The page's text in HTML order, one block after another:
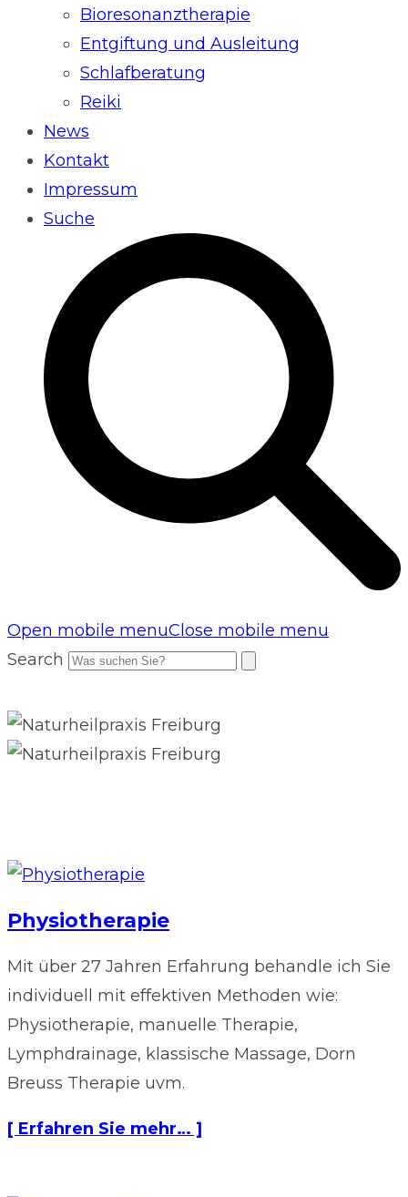
Bioresonanztherapie
Entgiftung und Ausleitung
Schlafberatung
Reiki
News
Kontakt
Impressum
Suche
Open mobile menuClose mobile menu
Search
Physiotherapie
Mit über 27 Jahren Erfahrung behandle ich Sie
individuell mit effektiven Methoden wie:
Physiotherapie, manuelle Therapie,
Lymphdrainage, klassische Massage, Dorn
Breuss Therapie uvm.
[ Erfahren Sie mehr… ]